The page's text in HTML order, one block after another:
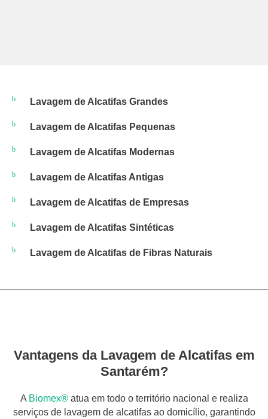
Lavagem de Alcatifas Grandes
Lavagem de Alcatifas Pequenas
Lavagem de Alcatifas Modernas
Lavagem de Alcatifas Antigas
Lavagem de Alcatifas de Empresas
Lavagem de Alcatifas Sintéticas
Lavagem de Alcatifas de Fibras Naturais
Vantagens da Lavagem de Alcatifas em
Santarém?
A Biomex®atua em todo o território nacional e realiza
serviços de lavagem de alcatifas ao domicílio, garantindo